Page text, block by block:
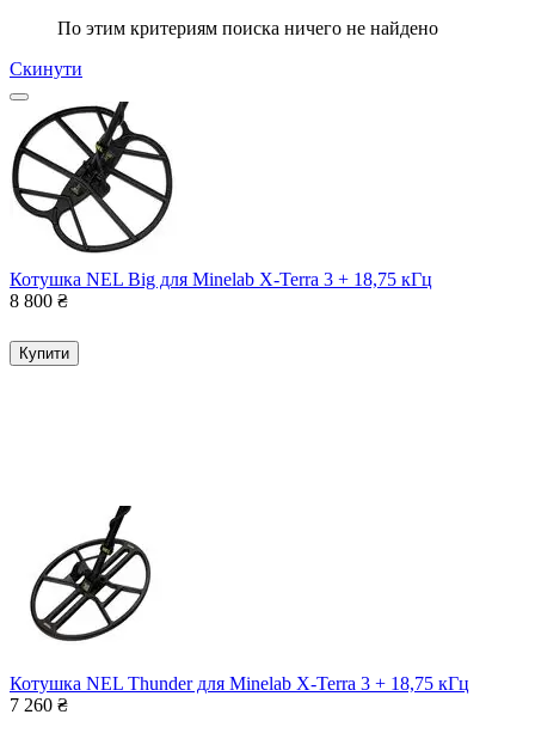
По этим критериям поиска ничего не найдено
Скинути
Котушка NEL Big для Minelab X-Terra 3 + 18,75 кГц
8 800 ₴
Купити
Котушка NEL Thunder для Minelab X-Terra 3 + 18,75 кГц
7 260 ₴